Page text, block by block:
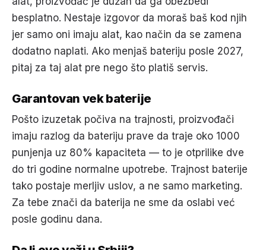
besplatno. Nestaje izgovor da moraš baš kod njih
jer samo oni imaju alat, kao način da se zamena
dodatno naplati. Ako menjaš bateriju posle 2027,
pitaj za taj alat pre nego što platiš servis.
Garantovan vek baterije
Pošto izuzetak počiva na trajnosti, proizvođači
imaju razlog da bateriju prave da traje oko 1000
punjenja uz 80% kapaciteta — to je otprilike dve
do tri godine normalne upotrebe. Trajnost baterije
tako postaje merljiv uslov, a ne samo marketing.
Za tebe znači da baterija ne sme da oslabi već
posle godinu dana.